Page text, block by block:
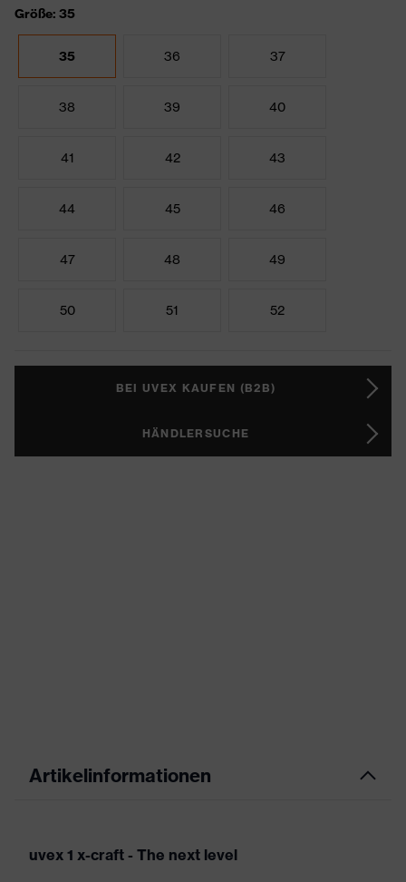
Größe: 35
35 36 37
38 39 40
41 42 43
44 45 46
47 48 49
50 51 52
BEI UVEX KAUFEN (B2B)
HÄNDLERSUCHE
Artikelinformationen
uvex 1 x-craft - The next level